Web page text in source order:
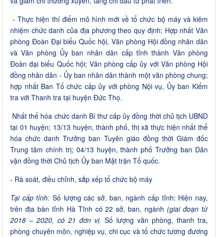
- Thực hiện thí điểm mô hình mới về tổ chức bộ máy và kiêm
nhiệm chức danh của địa phương theo quy định: Hợp nhất Văn
phòng Đoàn Đại biểu Quốc hội, Văn phòng Hội đồng nhân dân
và Văn phòng Ủy ban nhân dân cấp tỉnh thành Văn phòng
Đoàn đại biểu Quốc hội; Văn phòng cấp ủy với Văn phòng Hội
đồng nhân dân - Ủy ban nhân dân thành một văn phòng chung;
hợp nhất Ban Tổ chức cấp ủy với phòng Nội vụ, Ủy ban Kiểm
tra với Thanh tra tại huyện Đức Thọ.
Nhất thể hóa chức danh Bí thư cấp ủy đồng thời chủ tịch UBND
tại 01 huyện; 13/13 huyện, thành phố, thị xã thực hiện nhất thể
hóa chức danh Trưởng ban Tuyên giáo đồng thời Giám đốc
Trung tâm chính trị; 04/13 huyện, thành phố Trưởng ban Dân
vận đồng thời Chủ tịch Ủy ban Mặt trận Tổ quốc.
- Rà soát, điều chỉnh, sắp xếp tổ chức bộ máy
Tại cấp tỉnh: Số lượng các sở, ban, ngành cấp tỉnh: Hiện nay,
trên địa bàn tỉnh Hà Tĩnh có 22 sở, ban, ngành (giai đoạn từ
2018 – 2020, có 21 đơn vị. Số lượng văn phòng, thanh tra,
phòng chuyên môn, nghiệp vụ, chi cục và tổ chức tương đương